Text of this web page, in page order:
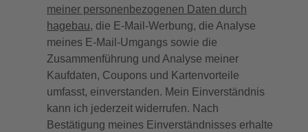
meiner personenbezogenen Daten durch
hagebau, die E-Mail-Werbung, die Analyse
meines E-Mail-Umgangs sowie die
Zusammenführung und Analyse meiner
Kaufdaten, Coupons und Kartenvorteile
umfasst, einverstanden. Mein Einverständnis
kann ich jederzeit widerrufen. Nach
Bestätigung meines Einverständnisses erhalte